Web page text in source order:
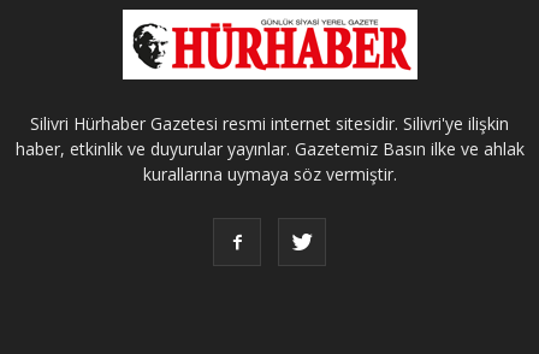
Silivri Hürhaber Gazetesi resmi internet sitesidir. Silivri'ye ilişkin
haber, etkinlik ve duyurular yayınlar. Gazetemiz Basın ilke ve ahlak
kurallarına uymaya söz vermiştir.